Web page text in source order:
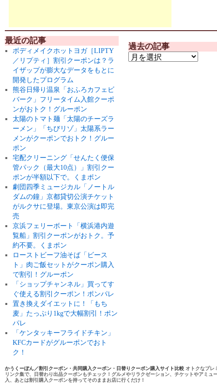
最近の記事
ボディメイクホットヨガ［LIPTY
／リプティ］割引クーポンは？ラ
イザップが膨大なデータをもとに
開発したプログラム
熊谷日帰り温泉「おふろカフェビ
バーク」フリータイム入館クーポ
ンがおトク！グルーポン
太陽のトマト麺「太陽のチーズラ
ーメン」「ちびリゾ」太陽系ラー
メンがクーポンでおトク！グルー
ポン
宅配クリーニング「せんたく便保
管パック（最大10点）」割引クー
ポンが半額以下で。くまポン
劇団四季ミュージカル「ノートル
ダムの鐘」京都貸切公演チケット
がルクサに登場。東京公演は即完
売
京浜フェリーボート「横浜港内遊
覧船」割引クーポンがおトク。予
約不要。くまポン
ローストビーフ油そば「ビース
ト」肉ご飯セットがクーポン購入
で割引！グルーポン
「ショップチャンネル」買ってす
ぐ使える割引クーポン！ポンパレ
置き換えダイエットに！「もち
麦」たっぷり1kgで大幅割引！ポン
パレ
「ケンタッキーフライドチキン」
KFCカードがグルーポンでおト
ク！
過去の記事
かうくーぽん／割引クーポン・共同購入クーポン・日替りクーポン購入サイト比較 オトクなプレ
リンク集で、日替わり出品クーポンもチェック！グルメやリラクゼーション、チケットやアミ
入、あとは割引購入クーポンを持ってそのままお店に行くだけ！